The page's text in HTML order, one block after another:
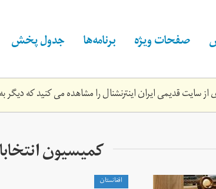
صفحات ویژه برنامه‌ها جدول پخش
سایت قدیمی ایران اینترنشنال را مشاهده می کنید که
کمیسیون
افغانستان